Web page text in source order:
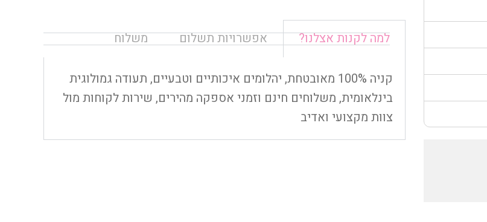
למה לקנות אצלנו? אפשרויות תשלום משלוח
קניה 100% מאובטחת, יהלומים איכותיים וטבעיים, תעודה גמולוגית
בינלאומית, משלוחים חינם וזמני אספקה מהירים, שירות לקוחות מול
צוות מקצועי ואדיב